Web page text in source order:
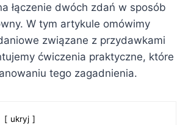
łączenie dwóch zdań w sposób
W tym artykule omówimy
związane z przydawkami
ćwiczenia praktyczne, które
tego zagadnienia.
ukryj